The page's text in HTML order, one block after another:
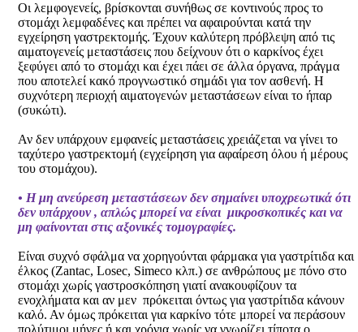
Οι λεμφογενείς, βρίσκονται συνήθως σε κοντινούς προς το
στομάχι λεμφαδένες και πρέπει να αφαιρούνται κατά την
εγχείρηση γαστρεκτομής. Έχουν καλύτερη πρόβλεψη από τις
αιματογενείς μεταστάσεις που δείχνουν ότι ο καρκίνος έχει
ξεφύγει από το στομάχι και έχει πάει σε άλλα όργανα, πράγμα
που αποτελεί κακό προγνωστικό σημάδι για τον ασθενή. Η
συχνότερη περιοχή αιματογενών μεταστάσεων είναι το ήπαρ
(συκώτι).
Αν δεν υπάρχουν εμφανείς μεταστάσεις χρειάζεται να γίνει το
ταχύτερο γαστρεκτομή (εγχείρηση για αφαίρεση όλου ή μέρους
του στομάχου).
• Η μη ανεύρεση μεταστάσεων δεν σημαίνει υποχρεωτικά ότι
δεν υπάρχουν , απλώς μπορεί να είναι μικροσκοπικές και να
μη φαίνονται στις αξονικές τομογραφίες.
Είναι συχνό σφάλμα να χορηγούνται φάρμακα για γαστρίτιδα και
έλκος (Zantac, Losec, Simeco κλπ.) σε ανθρώπους με πόνο στο
στομάχι χωρίς γαστροσκόπηση γιατί ανακουφίζουν τα
ενοχλήματα και αν μεν πρόκειται όντως για γαστρίτιδα κάνουν
καλό. Αν όμως πρόκειται για καρκίνο τότε μπορεί να περάσουν
πολύτιμοι μήνες ή και χρόνια χωρίς να γνωρίζει τίποτα ο